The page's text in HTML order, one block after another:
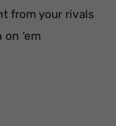
from your rivals
‘em